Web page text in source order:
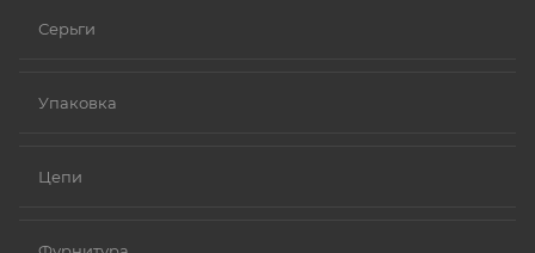
Серьги
Упаковка
Цепи